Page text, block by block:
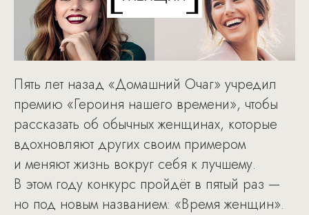
Пять лет назад «Домашний Очаг» учредил
премию «Героиня нашего времени», чтобы
рассказать об обычных женщинах, которые
вдохновляют других своим примером
и меняют жизнь вокруг себя к лучшему.
В этом году конкурс пройдёт в пятый раз —
но под новым названием: «Время женщин».